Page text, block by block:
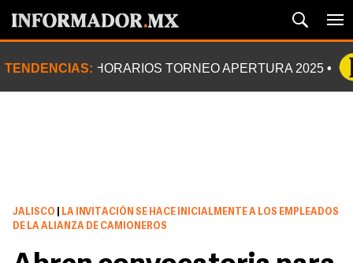
TENDENCIAS: HORARIOS TORNEO APERTURA 2025
JALISCO
LA INVITACIÓN SE HACE INICIALMENTE A LOS EMPLEADOS
DE LA ALIANZA DE CAMIONEROS